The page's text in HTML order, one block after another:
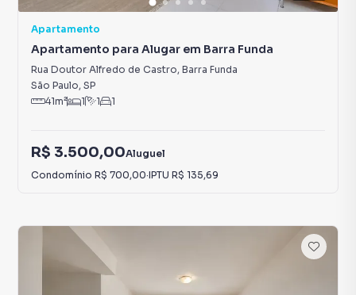
Apartamento
Apartamento para Alugar em Barra Funda
Rua Doutor Alfredo de Castro, Barra Funda
São Paulo, SP
41m² 1 1 1
R$ 3.500,00Aluguel
Condomínio R$ 700,00·IPTU R$ 135,69